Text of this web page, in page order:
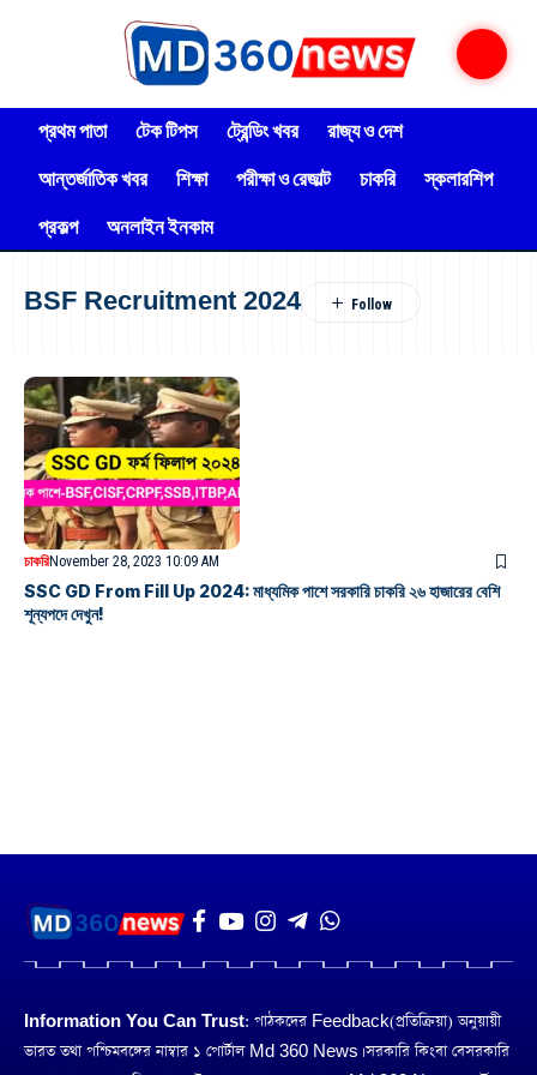
প্রথম পাতা টেক টিপস ট্রেন্ডিং খবর
রাজ্য ও দেশ
আন্তর্জাতিক খবর
শিক্ষা পরীক্ষা ও রেজাল্ট চাকরি
স্কলারশিপ
প্রকল্প
অনলাইন ইনকাম
BSF Recruitment 2024
চাকরিNovember 28, 2023 10:09 AM
SSC GD From Fill Up 2024: মাধ্যমিক পাশে সরকারি চাকরি ২৬ হাজারের বেশি
শূন্যপদে দেখুন!
Information You Can Trust: পাঠকদের Feedback(প্রতিক্রিয়া) অনুয়ায়ী
ভারত তথা পশ্চিমবঙ্গের নাম্বার ১ পোর্টাল Md 360 News। সরকারি কিংবা বেসরকারি